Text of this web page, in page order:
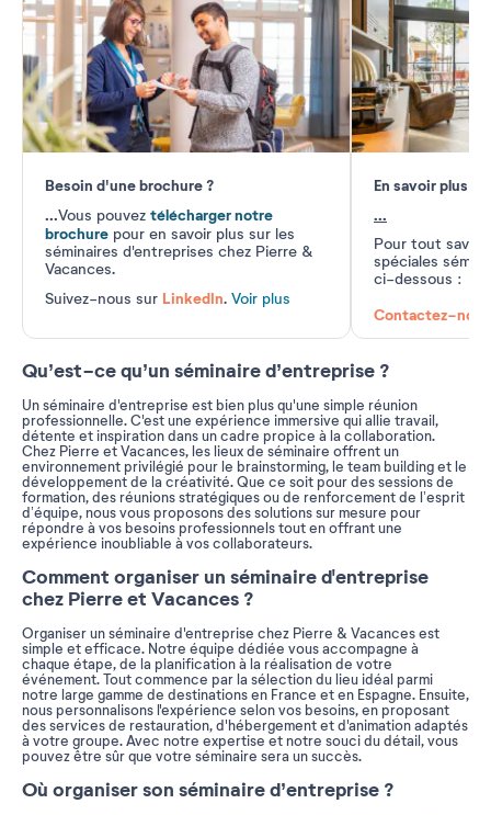
Besoin d'une brochure ?
...Vous pouvez télécharger notre
brochure pour en savoir plus sur les
séminaires d'entreprises chez Pierre &
Vacances.
Suivez-nous sur LinkedIn. Voir plus
En savoir plus
...
Pour tout
spéciales
ci-dessous :
Contactez-nous
Qu’est-ce qu’un séminaire d’entreprise ?
Un séminaire d'entreprise est bien plus qu'une simple réunion
professionnelle. C'est une expérience immersive qui allie travail,
détente et inspiration dans un cadre propice à la collaboration.
Chez Pierre et Vacances, les lieux de séminaire offrent un
environnement privilégié pour le brainstorming, le team building et le
développement de la créativité. Que ce soit pour des sessions de
formation, des réunions stratégiques ou de renforcement de l’esprit
d’équipe, nous vous proposons des solutions sur mesure pour
répondre à vos besoins professionnels tout en offrant une
expérience inoubliable à vos collaborateurs.
Comment organiser un séminaire d'entreprise
chez Pierre et Vacances ?
Organiser un séminaire d'entreprise chez Pierre & Vacances est
simple et efficace. Notre équipe dédiée vous accompagne à
chaque étape, de la planification à la réalisation de votre
événement. Tout commence par la sélection du lieu idéal parmi
notre large gamme de destinations en France et en Espagne. Ensuite,
nous personnalisons l'expérience selon vos besoins, en proposant
des services de restauration, d'hébergement et d'animation adaptés
à votre groupe. Avec notre expertise et notre souci du détail, vous
pouvez être sûr que votre séminaire sera un succès.
Où organiser son séminaire d’entreprise ?